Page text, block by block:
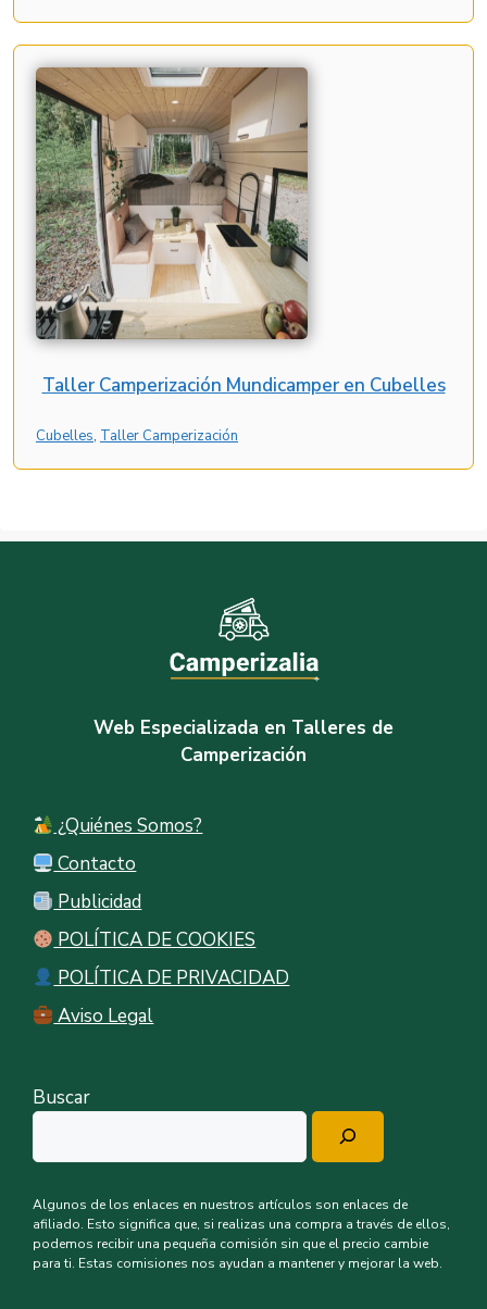
Taller Camperización Mundicamper en Cubelles
Cubelles, Taller Camperización
Web Especializada en Talleres de
Camperización
¿Quiénes Somos?
Contacto
Publicidad
POLÍTICA DE COOKIES
POLÍTICA DE PRIVACIDAD
Aviso Legal
Buscar
Algunos de los enlaces en nuestros artículos son enlaces de
afiliado. Esto significa que, si realizas una compra a través de ellos,
podemos recibir una pequeña comisión sin que el precio cambie
para ti. Estas comisiones nos ayudan a mantener y mejorar la web.